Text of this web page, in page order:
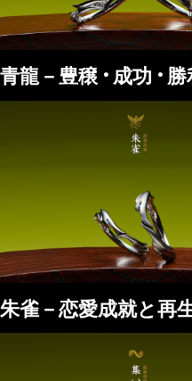
青龍－豊穣・成功・
朱雀－恋愛成就と再